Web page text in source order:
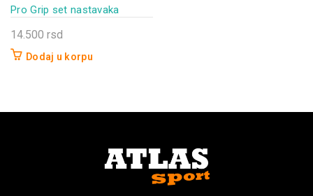
Pro Grip set nastavaka
14.500 rsd
Dodaj u korpu